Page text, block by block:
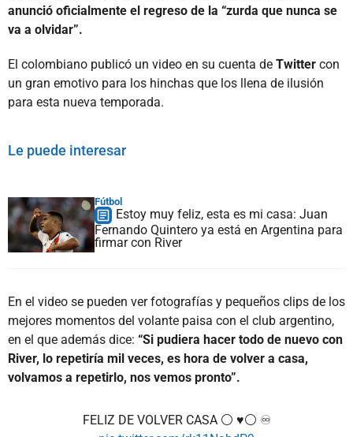
anunció oficialmente el regreso de la “zurda que nunca se
va a olvidar”.
El colombiano publicó un video en su cuenta de Twitter con
un gran emotivo para los hinchas que los llena de ilusión
para esta nueva temporada.
Le puede interesar
Fútbol
Estoy muy feliz, esta es mi casa: Juan
Fernando Quintero ya está en Argentina para
firmar con River
En el video se pueden ver fotografías y pequeños clips de los
mejores momentos del volante paisa con el club argentino,
en el que además dice: “Si pudiera hacer todo de nuevo con
River, lo repetiría mil veces, es hora de volver a casa,
volvamos a repetirlo, nos vemos pronto”.
FELIZ DE VOLVER CASA ⚪️ ♥️⚪️ ♾